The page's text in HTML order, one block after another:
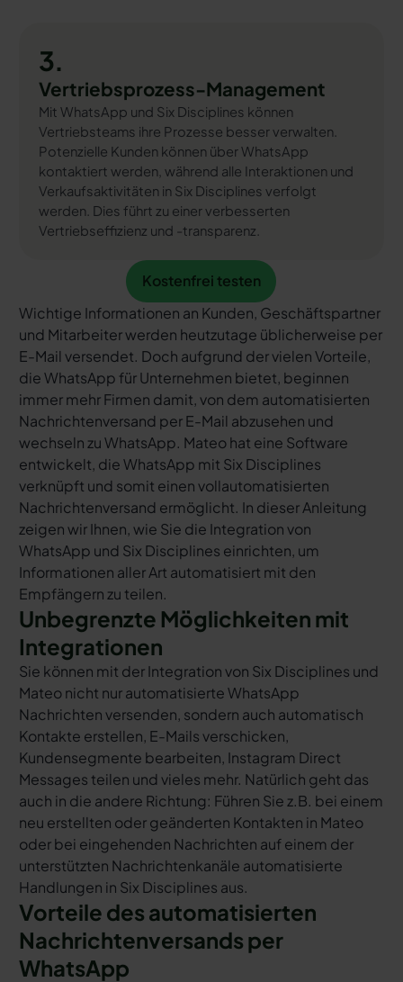
3.
Vertriebsprozess-Management
Mit WhatsApp und Six Disciplines können
Vertriebsteams ihre Prozesse besser verwalten.
Potenzielle Kunden können über WhatsApp
kontaktiert werden, während alle Interaktionen und
Verkaufsaktivitäten in Six Disciplines verfolgt
werden. Dies führt zu einer verbesserten
Vertriebseffizienz und -transparenz.
Kostenfrei testen
Kostenfrei testen
Wichtige Informationen an Kunden, Geschäftspartner
und Mitarbeiter werden heutzutage üblicherweise per
E-Mail versendet. Doch aufgrund der vielen Vorteile,
die WhatsApp für Unternehmen bietet, beginnen
immer mehr Firmen damit, von dem automatisierten
Nachrichtenversand per E-Mail abzusehen und
wechseln zu WhatsApp. Mateo hat eine Software
entwickelt, die WhatsApp mit Six Disciplines
verknüpft und somit einen vollautomatisierten
Nachrichtenversand ermöglicht. In dieser Anleitung
zeigen wir Ihnen, wie Sie die Integration von
WhatsApp und Six Disciplines einrichten, um
Informationen aller Art automatisiert mit den
Empfängern zu teilen.
Unbegrenzte Möglichkeiten mit
Integrationen
Sie können mit der Integration von Six Disciplines und
Mateo nicht nur automatisierte WhatsApp
Nachrichten versenden, sondern auch automatisch
Kontakte erstellen, E-Mails verschicken,
Kundensegmente bearbeiten, Instagram Direct
Messages teilen und vieles mehr. Natürlich geht das
auch in die andere Richtung: Führen Sie z.B. bei einem
neu erstellten oder geänderten Kontakten in Mateo
oder bei eingehenden Nachrichten auf einem der
unterstützten Nachrichtenkanäle automatisierte
Handlungen in Six Disciplines aus.
Vorteile des automatisierten
Nachrichtenversands per
WhatsApp